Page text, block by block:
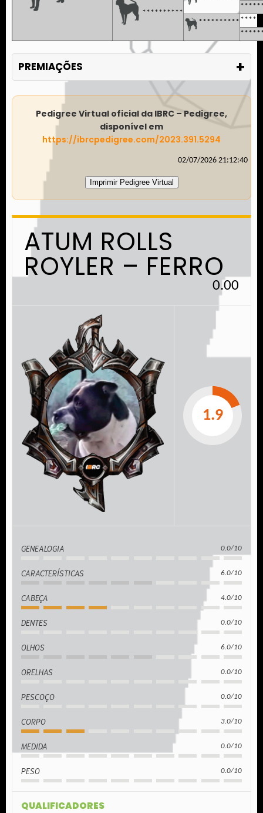
**********
**********
PREMIAÇÕES +
Pedigree Virtual oficial da IBRC – Pedigree,
disponível em
https://ibrcpedigree.com/2023.391.5294
02/07/2026 21:12:40
Imprimir Pedigree Virtual
ATUM ROLLS
ROYLER – FERRO
0.00
1.9
GENEALOGIA 0.0/10
CARACTERÍSTICAS 6.0/10
CABEÇA 4.0/10
DENTES 0.0/10
OLHOS 6.0/10
ORELHAS 0.0/10
PESCOÇO 0.0/10
CORPO 3.0/10
MEDIDA 0.0/10
PESO 0.0/10
QUALIFICADORES